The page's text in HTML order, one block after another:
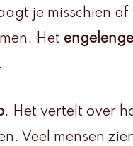
je misschien
Het
. Het vertelt over
Veel mensen